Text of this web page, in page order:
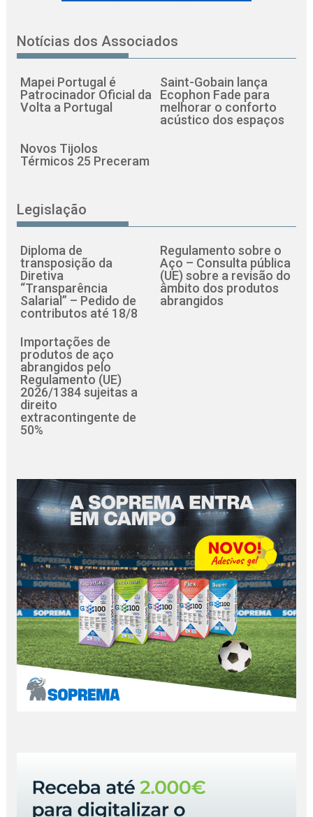
Notícias dos Associados
Mapei Portugal é
Patrocinador Oficial da
Volta a Portugal
Saint-Gobain lança
Ecophon Fade para
melhorar o conforto
acústico dos espaços
Novos Tijolos
Térmicos 25 Preceram
Legislação
Diploma de
transposição da
Diretiva
“Transparência
Salarial” – Pedido de
contributos até 18/8
Regulamento sobre o
Aço – Consulta pública
(UE) sobre a revisão do
âmbito dos produtos
abrangidos
Importações de
produtos de aço
abrangidos pelo
Regulamento (UE)
2026/1384 sujeitas a
direito
extracontingente de
50%